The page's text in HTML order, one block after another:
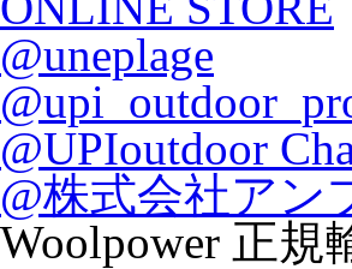
@uneplage
@UPIoutdoor
@株式会社アン
Woolpower 正規